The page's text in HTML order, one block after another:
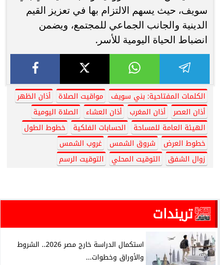
سويف، حيث يسهم الالتزام بها في تعزيز القيم
الدينية والجانب الجماعي للمجتمع، ويضمن
انضباط الحياة اليومية للأسر.
الكلمات المفتاحية: بني سويف مواقيت الصلاة
أذان الظهر
أذان العصر
أذان المغرب أذان العشاء
الصلاة اليومية
الهيئة العامة للمساحة
الحسابات الفلكية
خطوط الطول
خطوط العرض
شروق الشمس
غروب الشمس
زوال الشفق
التوقيت المحلي التوقيت الرسم
تريندات
استكمال الدراسة خارج مصر 2026.. الشروط
والأوراق وخطوات...